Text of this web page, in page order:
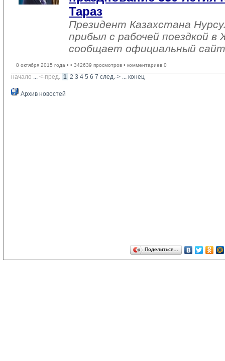
Тараз
Президент Казахстана
прибыл с рабочей поездкой
сообщает официальный
8 октября 2015 года • • 342639 просмотров • комментариев 0
начало ... <-пред. 1 2 3 4 5 6 7 след.-> ... конец
Архив новостей
Поделиться…